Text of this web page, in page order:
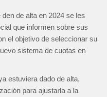
de alta en 2024 se les
que informen sobre sus
el objetivo de seleccionar su
sistema de cuotas en
estuviera dado de alta,
para ajustarla a la